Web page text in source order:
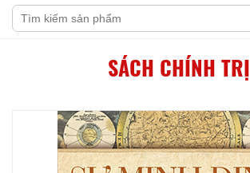
SÁCH CHÍNH TRỊ